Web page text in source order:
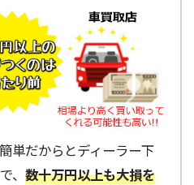
単だからとディーラー下
、数十万円以上も大損を